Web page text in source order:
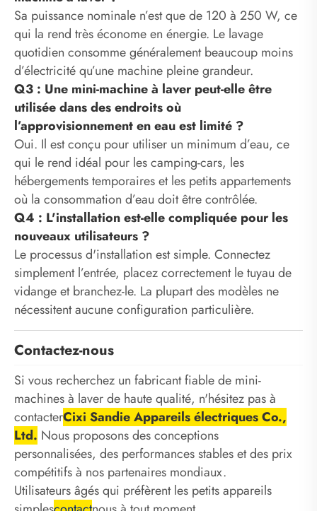
Sa puissance nominale n’est que de 120 à 250 W, ce
qui la rend très économe en énergie. Le lavage
quotidien consomme généralement beaucoup moins
d’électricité qu’une machine pleine grandeur.
Q3 : Une mini-machine à laver peut-elle être
utilisée dans des endroits où
l’approvisionnement en eau est limité ?
Oui. Il est conçu pour utiliser un minimum d’eau, ce
qui le rend idéal pour les camping-cars, les
hébergements temporaires et les petits appartements
où la consommation d’eau doit être contrôlée.
Q4 : L'installation est-elle compliquée pour les
nouveaux utilisateurs ?
Le processus d'installation est simple. Connectez
simplement l’entrée, placez correctement le tuyau de
vidange et branchez-le. La plupart des modèles ne
nécessitent aucune configuration particulière.
Contactez-nous
Si vous recherchez un fabricant fiable de mini-
machines à laver de haute qualité, n'hésitez pas à
contacterCixi Sandie Appareils électriques Co.,
Ltd. Nous proposons des conceptions
personnalisées, des performances stables et des prix
compétitifs à nos partenaires mondiaux.
Utilisateurs âgés qui préfèrent les petits appareils